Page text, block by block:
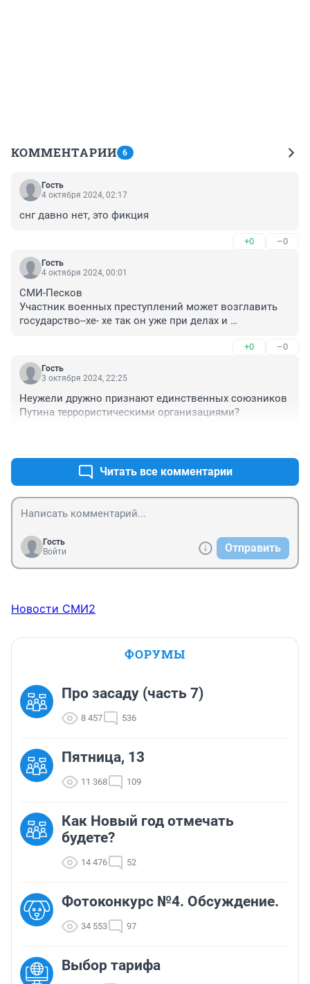
КОММЕНТАРИИ 6
Гость
4 октября 2024, 02:17
снг давно нет, это фикция
+0 –0
Гость
4 октября 2024, 00:01
СМИ-Песков
Участник военных преступлений может возглавить
государство--хе- хе так он уже при делах и
+0 –0
Гость
3 октября 2024, 22:25
Неужели дружно признают единственных союзников
Путина террористическими организациями?
Читать все комментарии
Гость
Войти
Отправить
Новости СМИ2
ФОРУМЫ
Про засаду (часть 7)
8 457 536
Пятница, 13
11 368 109
Как Новый год отмечать
будете?
14 476 52
Фотоконкурс №4. Обсуждение.
34 553 97
Выбор тарифа